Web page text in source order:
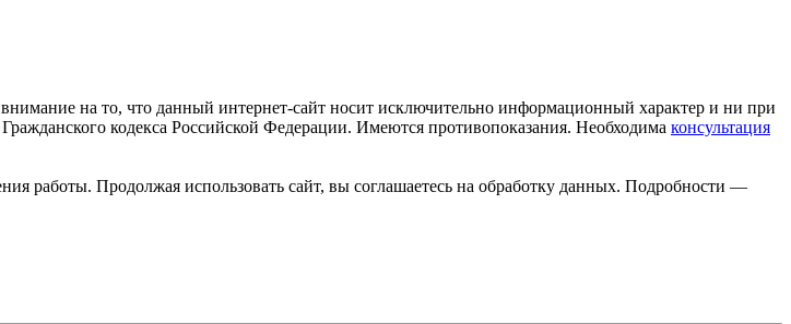
на то, что данный интернет-сайт носит исключительно информационный характер и ни при
кодекса Российской Федерации. Имеются противопоказания. Необходима консультация
работы. Продолжая использовать сайт, вы соглашаетесь на обработку данных. Подробности —